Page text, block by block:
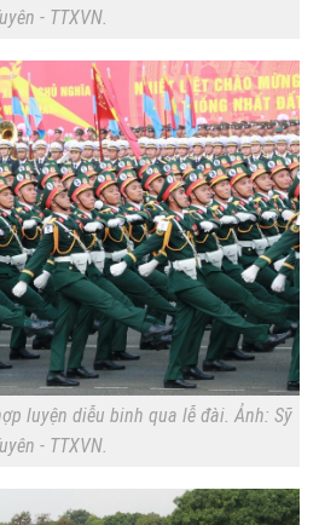
- TTXVN.
luyện diễu binh qua lễ đài. Ảnh: Sỹ
- TTXVN.